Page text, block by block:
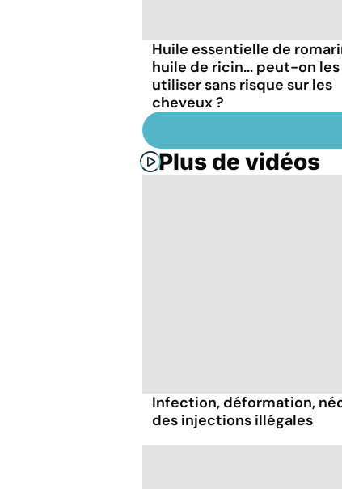
Huile essentielle de
huile de ricin... peut-on les
utiliser sans risque sur les
cheveux ?
Plus de vidéos
Infection, déformation,
des injections illégales